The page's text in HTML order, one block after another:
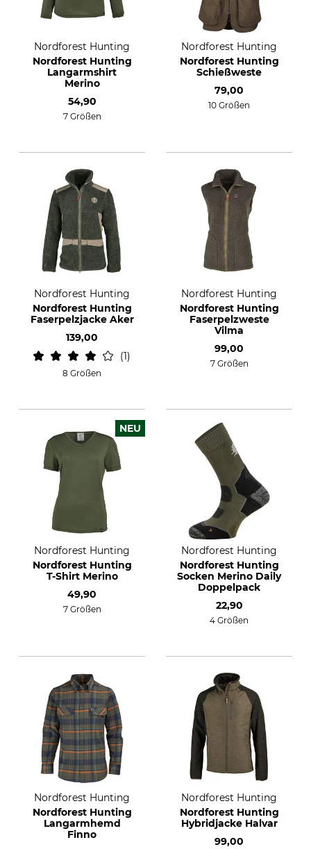
Nordforest Hunting
Nordforest Hunting
Langarmshirt
Merino
54,90
7 Größen
Nordforest Hunting
Nordforest Hunting
Schießweste
79,00
10 Größen
Nordforest Hunting
Nordforest Hunting
Faserpelzjacke Aker
139,00
1
8 Größen
Nordforest Hunting
Nordforest Hunting
Faserpelzweste
Vilma
99,00
7 Größen
NEU
Nordforest Hunting
Nordforest Hunting
T-Shirt Merino
49,90
7 Größen
Nordforest Hunting
Nordforest Hunting
Socken Merino Daily
Doppelpack
22,90
4 Größen
Nordforest Hunting
Nordforest Hunting
Langarmhemd
Finno
Nordforest Hunting
Nordforest Hunting
Hybridjacke Halvar
99,00